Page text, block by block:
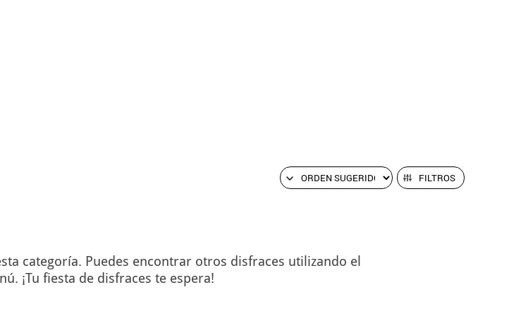
FILTROS
categoría. Puedes encontrar otros disfraces utilizando el
¡Tu fiesta de disfraces te espera!